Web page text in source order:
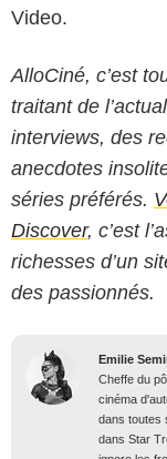
Video.
AlloCiné, c’est
traitant de
interviews, des
anecdotes
séries préférés.
Discover, c’est
richesses d’un
des passionnés.
Emilie
Cheffe du
cinéma
dans toutes
dans Star